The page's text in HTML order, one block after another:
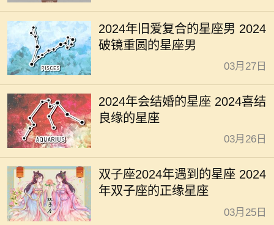
2024年旧爱复合的星座男 2024
破镜重圆的星座男
03月27日
2024年会结婚的星座 2024喜结
良缘的星座
03月26日
双子座2024年遇到的星座 2024
年双子座的正缘星座
03月25日